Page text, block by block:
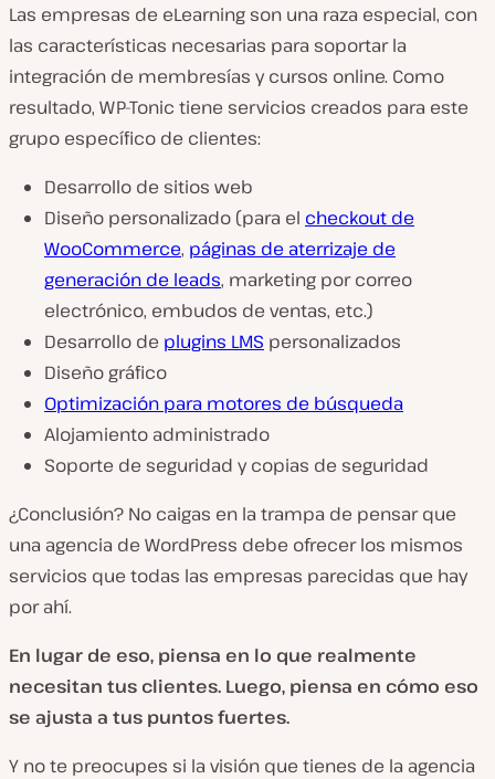
Las empresas de eLearning son una raza especial, con
las características necesarias para soportar la
integración de membresías y cursos online. Como
resultado, WP-Tonic tiene servicios creados para este
grupo específico de clientes:
Desarrollo de sitios web
Diseño personalizado (para el checkout de
WooCommerce, páginas de aterrizaje de
generación de leads, marketing por correo
electrónico, embudos de ventas, etc.)
Desarrollo de plugins LMS personalizados
Diseño gráfico
Optimización para motores de búsqueda
Alojamiento administrado
Soporte de seguridad y copias de seguridad
¿Conclusión? No caigas en la trampa de pensar que
una agencia de WordPress debe ofrecer los mismos
servicios que todas las empresas parecidas que hay
por ahí.
En lugar de eso, piensa en lo que realmente
necesitan tus clientes. Luego, piensa en cómo eso
se ajusta a tus puntos fuertes.
Y no te preocupes si la visión que tienes de la agencia